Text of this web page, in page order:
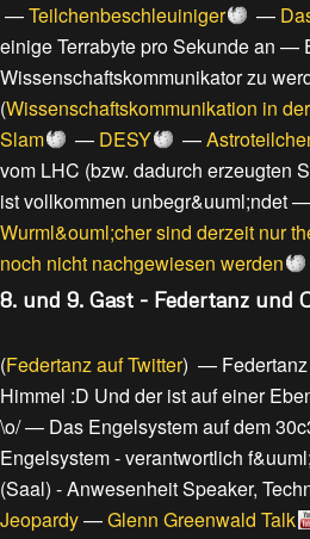
—Teilchenbeschleuiniger —
einige Terrabyte pro Sekunde an —
Wissenschaftskommunikator zu
(Wissenschaftskommunikation in
Slam
— DESY —
vom LHC (bzw. dadurch erzeugten
ist vollkommen unbegr&uuml;ndet—
Wurml&ouml;cher sind derzeit nur
noch nicht nachgewiesen werden
8. und 9. Gast - Federtanz und
(Federtanz auf Twitter) —
Himmel :D Und der ist auf einer
\o/— Das Engelsystem auf dem
Engelsystem - verantwortlich
(Saal) - Anwesenheit Speaker,
Jeopardy—Glenn Greenwald Talk